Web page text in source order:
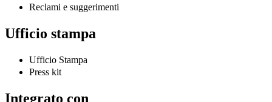
Reclami e suggerimenti
Ufficio stampa
Ufficio Stampa
Press kit
Integrato con